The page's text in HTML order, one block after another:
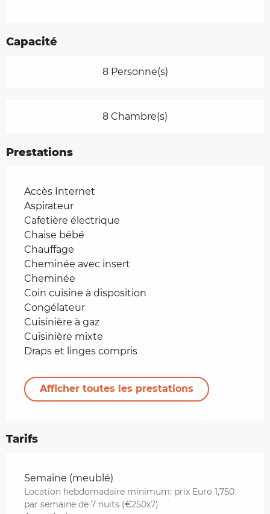
Capacité
8 Personne(s)
8 Chambre(s)
Prestations
Accès Internet
Aspirateur
Cafetière électrique
Chaise bébé
Chauffage
Cheminée avec insert
Cheminée
Coin cuisine à disposition
Congélateur
Cuisinière à gaz
Cuisinière mixte
Draps et linges compris
Afficher toutes les prestations
Tarifs
Tarifs 2026
Semaine (meublé)
Location hebdomadaire minimum: prix Euro 1,750
par semaine de 7 nuits (€250x7)